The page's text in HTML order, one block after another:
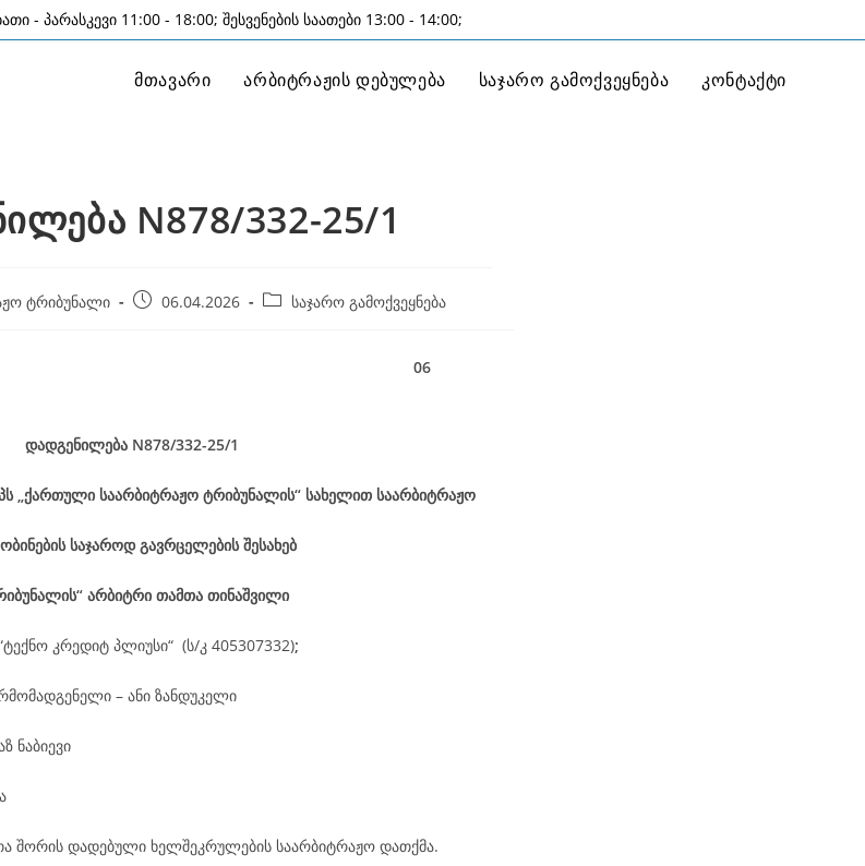
- პარასკევი 11:00 - 18:00; შესვენების საათები 13:00 - 14:00;
მთავარი არბიტრაჟის დებულება საჯარო გამოქვეყნება კონტაქტი
N878/332-25/1
ტრიბუნალი
Post06.04.2026
Post საჯარო გამოქვეყნება
06
დადგენილება N878/332-25/1
„ქართული საარბიტრაჟო ტრიბუნალის“ სახელით საარბიტრაჟო
საჯაროდ გავრცელების შესახებ
არბიტრი თამთა თინაშვილი
კრედიტ პლიუსი“ (ს/კ 405307332);
– ანი ზანდუკელი
ნაბიევი
შორის დადებული ხელშეკრულების საარბიტრაჟო დათქმა.